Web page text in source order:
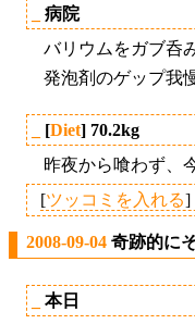
病院
バリウムをガブ呑
発泡剤のゲップ我
[Diet] 70.2kg
昨夜から喰わず、
[ツッコミを入れる]
2008-09-04 奇跡的に
本日